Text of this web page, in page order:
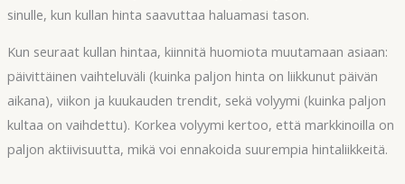
sinulle, kun kullan hinta saavuttaa haluamasi tason.
Kun seuraat kullan hintaa, kiinnitä huomiota muutamaan asiaan:
päivittäinen vaihteluväli (kuinka paljon hinta on liikkunut päivän
aikana), viikon ja kuukauden trendit, sekä volyymi (kuinka paljon
kultaa on vaihdettu). Korkea volyymi kertoo, että markkinoilla on
paljon aktiivisuutta, mikä voi ennakoida suurempia hintaliikkeitä.